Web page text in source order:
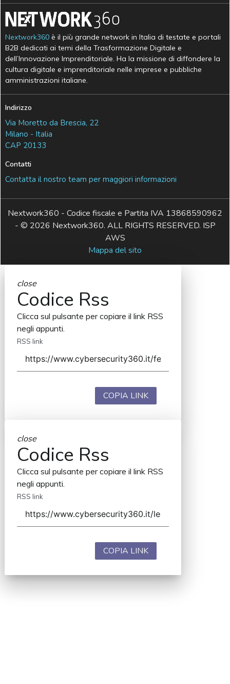
Nextwork360 è il più grande network in Italia di testate e portali
B2B dedicati ai temi della Trasformazione Digitale e
dell’Innovazione Imprenditoriale. Ha la missione di diffondere la
cultura digitale e imprenditoriale nelle imprese e pubbliche
amministrazioni italiane.
Indirizzo
Via Moretto da Brescia, 22
Milano - Italia
CAP 20133
Contatti
Contatta il nostro team per maggiori informazioni
Nextwork360 - Codice fiscale e Partita IVA 13868590962
- © 2026 Nextwork360. ALL RIGHTS RESERVED. ISP
AWS
Mappa del sito
close
Codice Rss
Clicca sul pulsante per copiare il link RSS
negli appunti.
RSS link
COPIA LINK
close
Codice Rss
Clicca sul pulsante per copiare il link RSS
negli appunti.
RSS link
COPIA LINK